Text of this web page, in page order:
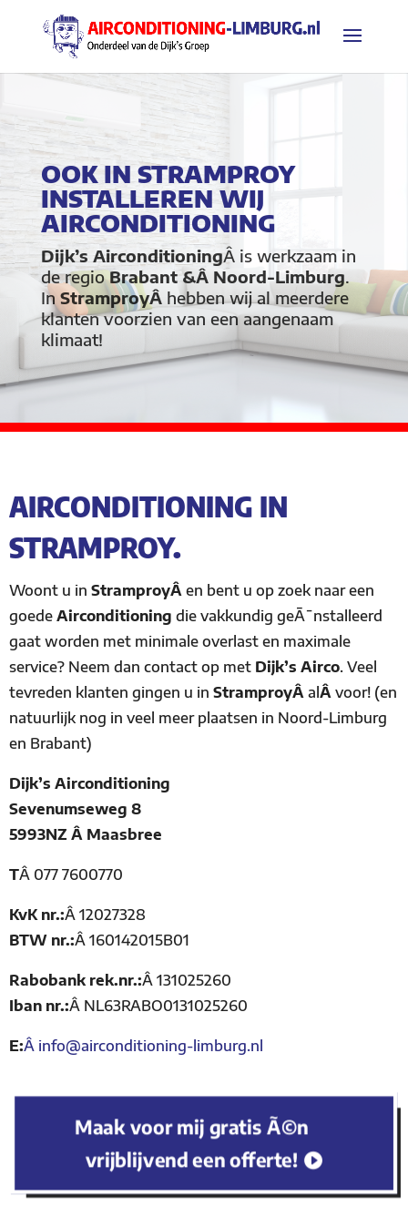
OOK IN STRAMPROY
INSTALLEREN WIJ
AIRCONDITIONING
Dijk’s AirconditioningÂ is werkzaam in
de regioBrabant &Â Noord-Limburg.
In StramproyÂ hebben wij al meerdere
klanten voorzien van een aangenaam
klimaat!
AIRCONDITIONING IN
STRAMPROY.
Woont u in StramproyÂ en bent u op zoek naar een
goede Airconditioning die vakkundig geÃ¯nstalleerd
gaat worden met minimale overlast en maximale
service? Neem dan contact op met Dijk’s Airco. Veel
tevreden klanten gingen u in StramproyÂ al Â voor! (en
natuurlijk nog in veel meer plaatsen in Noord-Limburg
en Brabant)
Dijk’s Airconditioning
Sevenumseweg 8
5993NZ Â Maasbree
TÂ 077 7600770
KvK nr.:Â 12027328
BTW nr.:Â 160142015B01
Rabobank rek.nr.:Â 131025260
Iban nr.:Â NL63RABO0131025260
E:Â info@airconditioning-limburg.nl
Maak voor mij gratis Ã©n
vrijblijvend een offerte!